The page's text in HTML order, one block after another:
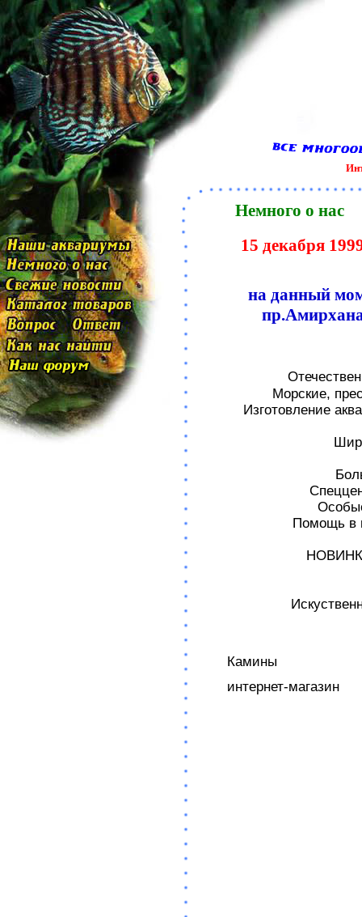
Немного о нас
15 декабря
на данный
пр.Амирхана
Морские,
Изготовление
Помощь в
Камины
интернет-магазин